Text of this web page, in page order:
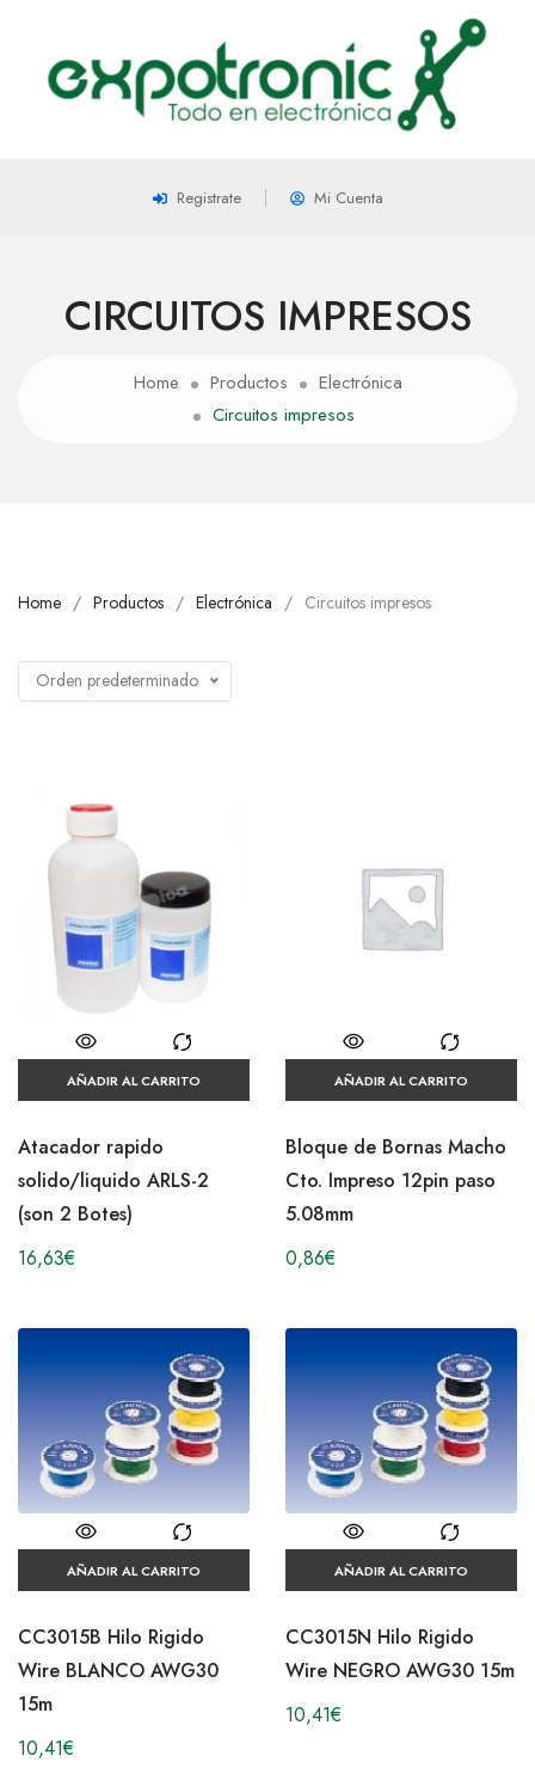
Registrate Mi Cuenta
CIRCUITOS IMPRESOS
Home Productos
Electrónica
Circuitos impresos
Home Productos Electrónica Circuitos impresos
Orden predeterminado
AÑADIR AL CARRITO
Atacador rapido
solido/liquido ARLS-2
(son 2 Botes)
16,63€
AÑADIR AL CARRITO
Bloque de Bornas Macho
Cto. Impreso 12pin paso
5.08mm
0,86€
AÑADIR AL CARRITO
CC3015B Hilo Rigido
Wire BLANCO AWG30
15m
10,41€
AÑADIR AL CARRITO
CC3015N Hilo Rigido
Wire NEGRO AWG30 15m
10,41€